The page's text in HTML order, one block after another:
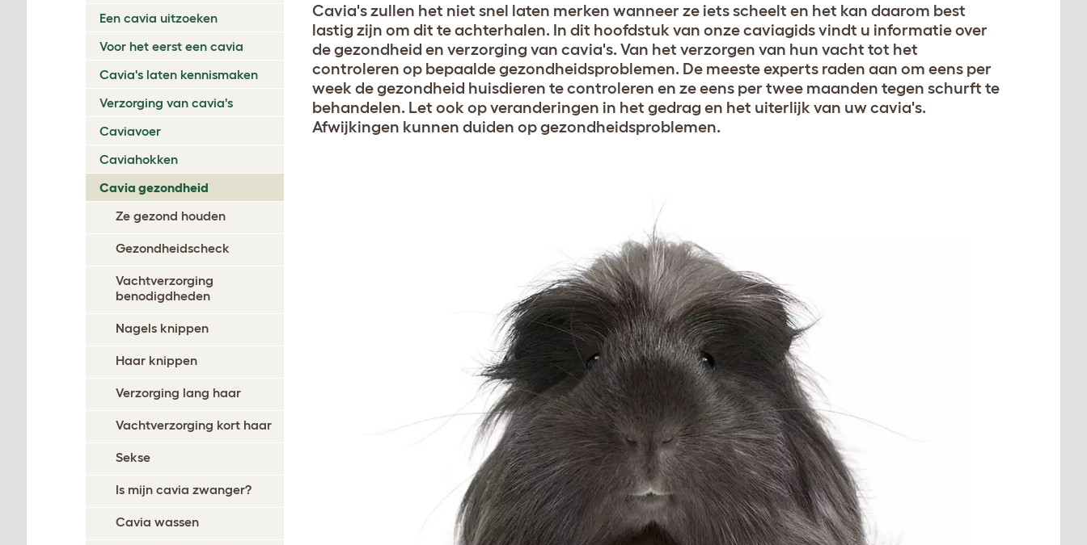
Een cavia uitzoeken
Voor het eerst een cavia
Cavia's laten kennismaken
Verzorging van cavia's
Caviavoer
Caviahokken
Cavia gezondheid
Ze gezond houden
Gezondheidscheck
Vachtverzorging
benodigdheden
Nagels knippen
Haar knippen
Verzorging lang haar
Vachtverzorging kort haar
Sekse
Is mijn cavia zwanger?
Cavia wassen
Cavia's zullen het niet snel laten merken wanneer ze iets scheelt en het kan daarom best
lastig zijn om dit te achterhalen. In dit hoofdstuk van onze caviagids vindt u informatie over
de gezondheid en verzorging van cavia's. Van het verzorgen van hun vacht tot het
controleren op bepaalde gezondheidsproblemen. De meeste experts raden aan om eens per
week de gezondheid huisdieren te controleren en ze eens per twee maanden tegen schurft te
behandelen. Let ook op veranderingen in het gedrag en het uiterlijk van uw cavia's.
Afwijkingen kunnen duiden op gezondheidsproblemen.